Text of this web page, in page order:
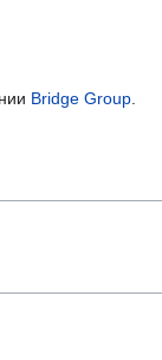
Bridge Group.